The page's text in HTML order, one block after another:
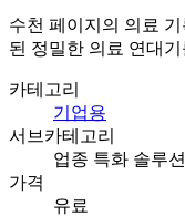
수천 페이지의 의료
된 정밀한 의료 연대
카테고리
기업용
서브카테고리
업종 특화 솔루션
가격
유료